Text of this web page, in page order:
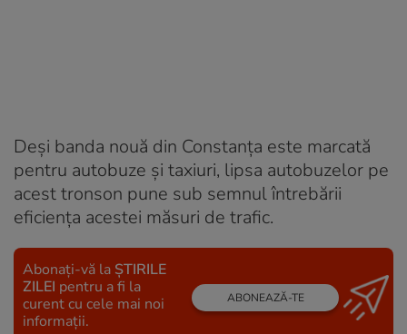
Deși banda nouă din Constanța este marcată
pentru autobuze și taxiuri, lipsa autobuzelor pe
acest tronson pune sub semnul întrebării
eficiența acestei măsuri de trafic.
Abonați-vă la ȘTIRILE
ZILEI pentru a fi la
curent cu cele mai noi
informații.
ABONEAZĂ-TE